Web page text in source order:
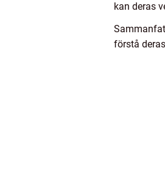
kan deras
förstå